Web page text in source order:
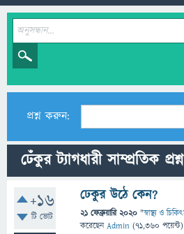
প্রশ্ন করুন:
ঢেঁকুর ট্যাগধারী সাম্প্রতিক
+16
টি ভোট
ঢেকুর উঠে কেন?
21 ফেব্রুয়ারি 2020 "স্বাস্থ্য ও
করেছেনAdmin (71,360 পয়েন্ট)